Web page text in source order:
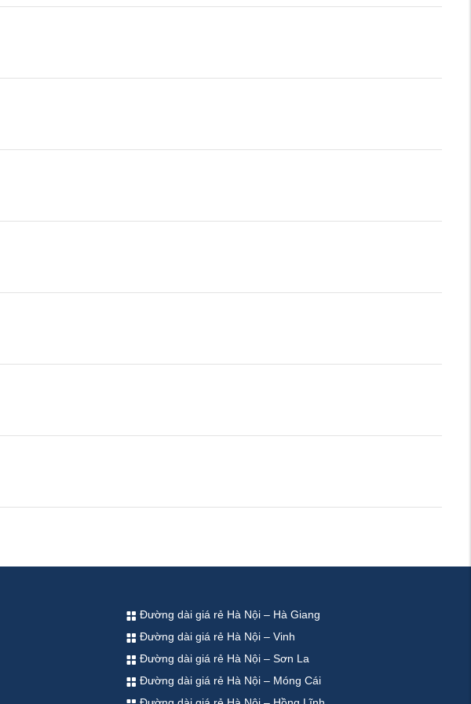
Đường dài giá rẻ Hà Nội – Hà Giang
Đường dài giá rẻ Hà Nội – Vinh
Đường dài giá rẻ Hà Nội – Sơn La
Đường dài giá rẻ Hà Nội – Móng Cái